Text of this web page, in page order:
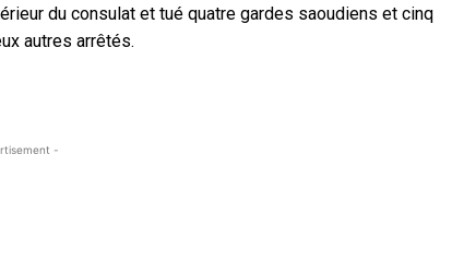
du consulat et tué quatre gardes saoudiens et cinq
autres arrêtés.
-